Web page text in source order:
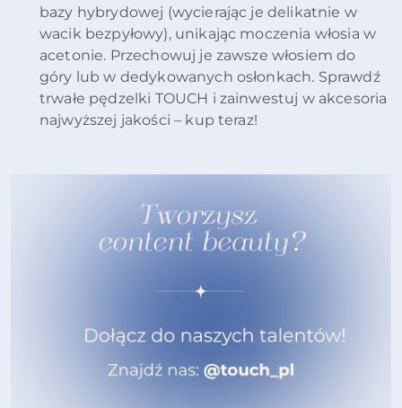
bazy hybrydowej (wycierając je delikatnie w
wacik bezpyłowy), unikając moczenia włosia w
acetonie. Przechowuj je zawsze włosiem do
góry lub w dedykowanych osłonkach. Sprawdź
trwałe pędzelki TOUCH i zainwestuj w akcesoria
najwyższej jakości – kup teraz!